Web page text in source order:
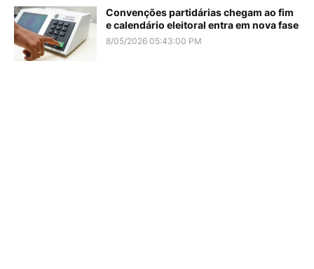
Convenções partidárias chegam ao fim
e calendário eleitoral entra em nova fase
8/05/2026 05:43:00 PM